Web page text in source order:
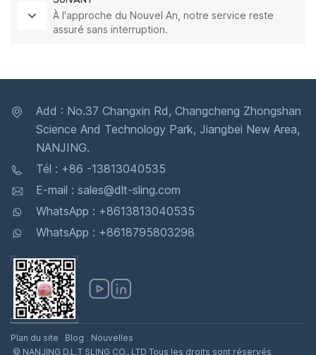
À l'approche du Nouvel An, notre service reste
assuré sans interruption.
Add : No.37 Changxin Rd, Changcheng Zhongshan
Science And Technology Park, Jiangbei New Area,
NANJING.
Tél : +86 -13813040535
E-mail : sales@dlt-sling.com
WhatsApp : +8613813040535
WhatsApp : +8618795803298
Plan du site Blog
Nouvelles
© NANJING D.L.T SLING CO., LTD Tous les droits sont réservés